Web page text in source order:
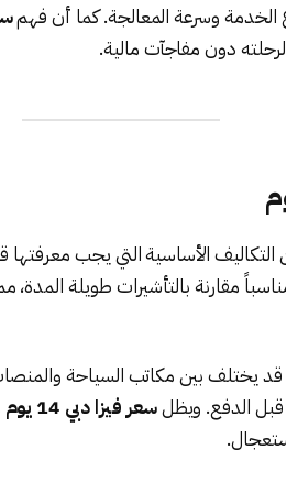
الخدمة وسرعة المعالجة. كما أن فهم
دون مفاجآت مالية.
الأساسية التي يجب معرفتها
مقارنة بالتأشيرات طويلة المدة،
قد يختلف بين مكاتب السياحة والمنصات
قبل الدفع. ويظلسعر فيزا دبي 14 يوم